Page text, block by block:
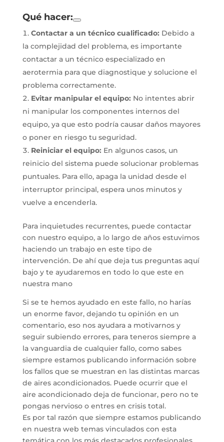
Qué hacer:
Contactar a un técnico cualificado: Debido a
la complejidad del problema, es importante
contactar a un técnico especializado en
aerotermia para que diagnostique y solucione el
problema correctamente.
Evitar manipular el equipo: No intentes abrir
ni manipular los componentes internos del
equipo, ya que esto podría causar daños mayores
o poner en riesgo tu seguridad.
Reiniciar el equipo: En algunos casos, un
reinicio del sistema puede solucionar problemas
puntuales. Para ello, apaga la unidad desde el
interruptor principal, espera unos minutos y
vuelve a encenderla.
Para inquietudes recurrentes, puede contactar
con nuestro equipo, a lo largo de años estuvimos
haciendo un trabajo en este tipo de
intervención. De ahí que deja tus preguntas aquí
bajo y te ayudaremos en todo lo que este en
nuestra mano
Si se te hemos ayudado en este fallo, no harías
un enorme favor, dejando tu opinión en un
comentario, eso nos ayudara a motivarnos y
seguir subiendo errores, para teneros siempre a
la vanguardia de cualquier fallo, como sabes
siempre estamos publicando información sobre
los fallos que se muestran en las distintas marcas
de aires acondicionados. Puede ocurrir que el
aire acondicionado deja de funcionar, pero no te
pongas nervioso o entres en crisis total.
Es por tal razón que siempre estamos publicando
en nuestra web temas vinculados con esta